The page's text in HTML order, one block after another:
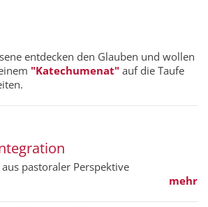
entdecken den Glauben und wollen
"Kate­chumenat" auf die Taufe
aus pastoraler Perspektive
mehr